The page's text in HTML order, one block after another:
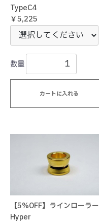
TypeC4
￥5,225
数量
カートに入れる
【5%OFF】ラインローラー
Hyper